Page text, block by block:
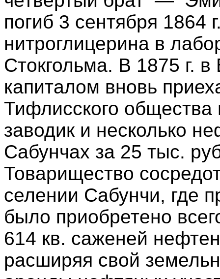
погиб 3 сентября 1864
нитроглицерина в
Стокгольма. В 1875 г.
капиталом вновь
Тифлисского
заводик и несколько
Сабунчах за 25 тыс.
Товарищество
селении Сабунчи, где
было приобретено
614 кв. саженей
расширяя свой